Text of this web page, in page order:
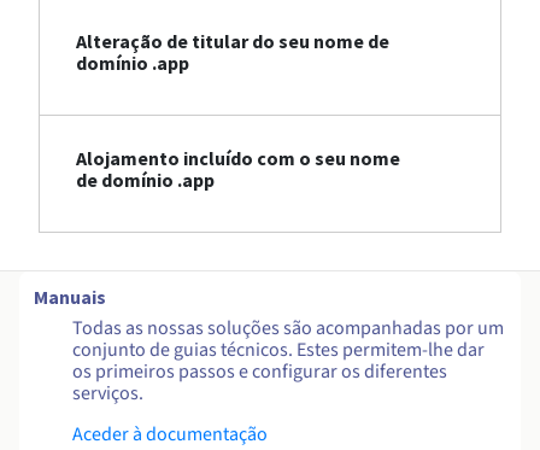
Alteração de titular do seu nome de
domínio .app
Alojamento incluído com o seu nome
de domínio .app
Manuais
Todas as nossas soluções são acompanhadas por um
conjunto de guias técnicos. Estes permitem-lhe dar
os primeiros passos e configurar os diferentes
serviços.
Aceder à documentação